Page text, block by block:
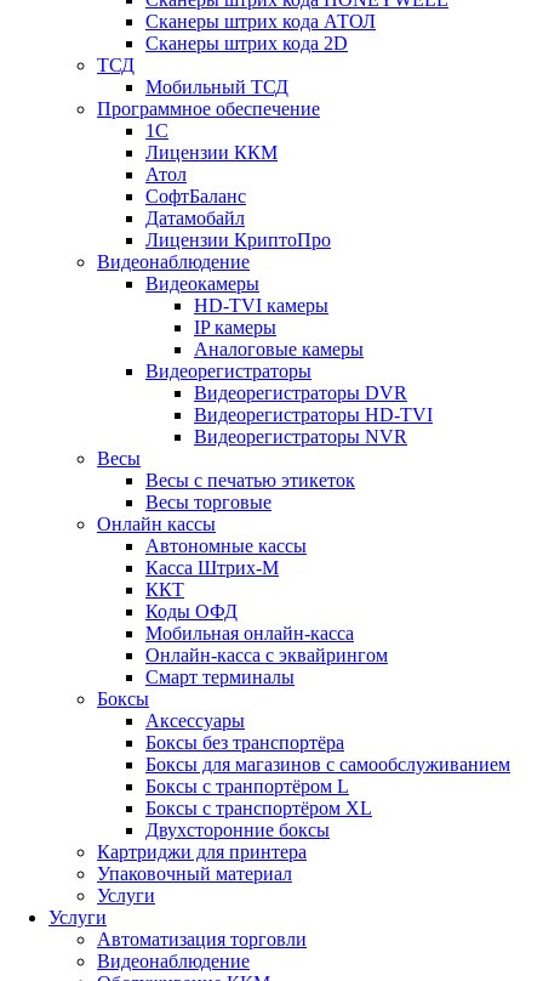
Сканеры штрих кода АТОЛ
Сканеры штрих кода 2D
ТСД
Мобильный ТСД
Программное обеспечение
1С
Лицензии ККМ
Атол
СофтБаланс
Датамобайл
Лицензии КриптоПро
Видеонаблюдение
Видеокамеры
HD-TVI камеры
IP камеры
Аналоговые камеры
Видеорегистраторы
Видеорегистраторы DVR
Видеорегистраторы HD-TVI
Видеорегистраторы NVR
Весы
Весы с печатью этикеток
Весы торговые
Онлайн кассы
Автономные кассы
Касса Штрих-М
ККТ
Коды ОФД
Мобильная онлайн-касса
Онлайн-касса с эквайрингом
Смарт терминалы
Боксы
Аксессуары
Боксы без транспортёра
Боксы для магазинов с самообслуживанием
Боксы с транпортёром L
Боксы с транспортёром XL
Двухсторонние боксы
Картриджи для принтера
Упаковочный материал
Услуги
Услуги
Автоматизация торговли
Видеонаблюдение